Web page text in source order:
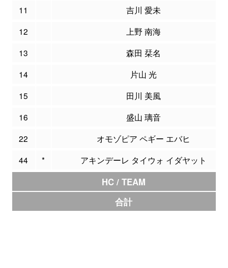
11
吉川 愛未
12
上野 南海
13
森田 栞名
14
片山 光
15
田川 美風
16
盛山 璃音
22
オモゾピア ペギー エバヒ
44
* アキンデーレ タイウォ イダヤット
HC / TEAM
合計